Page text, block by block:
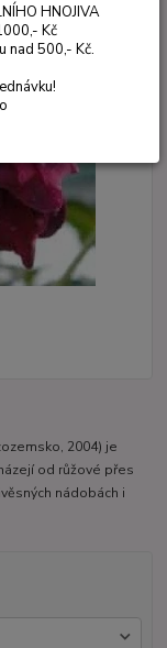
2004) je
od růžové přes
nádobách i
HNOJIVA
Kč
nad 500,- Kč.